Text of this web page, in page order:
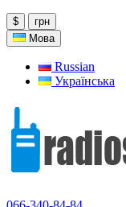
$
грн
Мова
Russian
Українська